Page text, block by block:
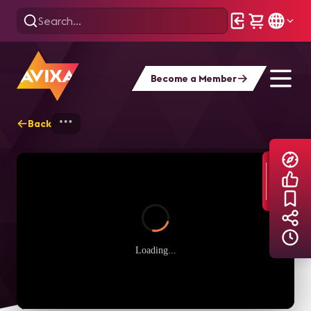
Become a Member
Back
Loading...